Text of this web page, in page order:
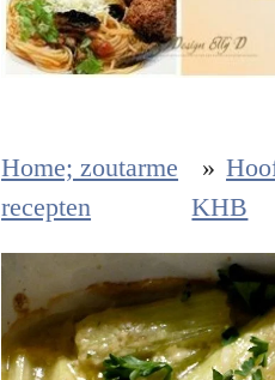
Home; zoutarme
recepten
»
KHB